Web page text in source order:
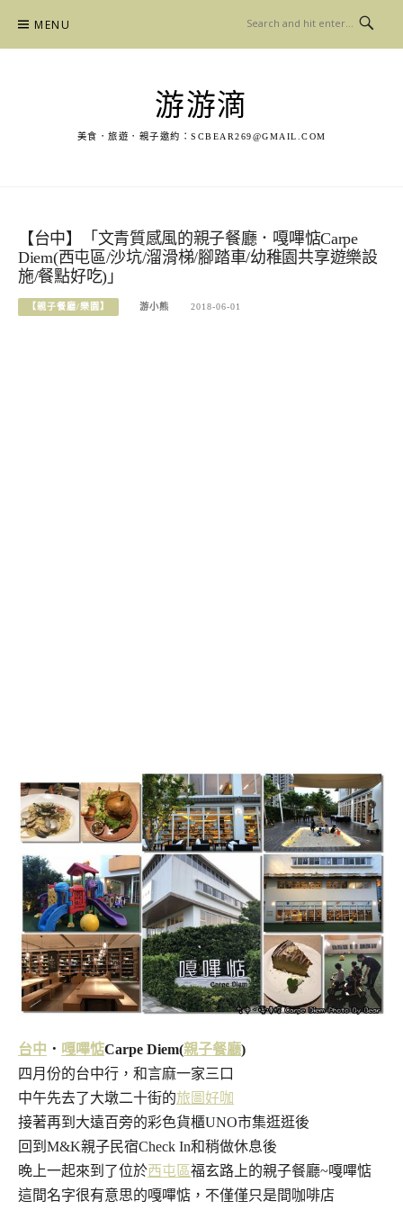
content
MENU
游游滴
美食．旅遊．親子邀約： SCBEAR269@GMAIL.COM
【台中】「文青質感風的親子餐廳．嘎嗶惦Carpe
Diem(西屯區/沙坑/溜滑梯/腳踏車/幼稚園共享遊樂設
施/餐點好吃)」
【親子餐廳/樂園】 游小熊 2018-06-01
台中 ． 嘎嗶惦Carpe Diem(親子餐廳)
四月份的台中行，和言麻一家三口
中午先去了大墩二十街的旅圖好咖
接著再到大遠百旁的彩色貨櫃UNO市集逛逛後
回到M&K親子民宿Check In和稍做休息後
晚上一起來到了位於西屯區福玄路上的親子餐廳~嘎嗶惦
這間名字很有意思的嘎嗶惦，不僅僅只是間咖啡店